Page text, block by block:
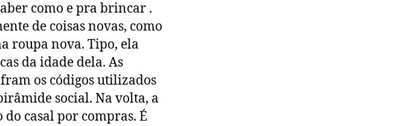
como e pra brincar .
de coisas novas, como
roupa nova. Tipo, ela
da idade dela. As
os códigos utilizados
social. Na volta, a
casal por compras. É